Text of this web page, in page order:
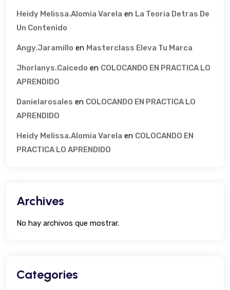
Heidy Melissa.alomia Varela en La Teoria Detras De
Un Contenido
Angy.jaramillo en Masterclass Eleva Tu Marca
Jhorlanys.caicedo en COLOCANDO EN PRACTICA LO
APRENDIDO
Danielarosales en COLOCANDO EN PRACTICA LO
APRENDIDO
Heidy Melissa.alomia Varela en COLOCANDO EN
PRACTICA LO APRENDIDO
Archives
No hay archivos que mostrar.
Categories